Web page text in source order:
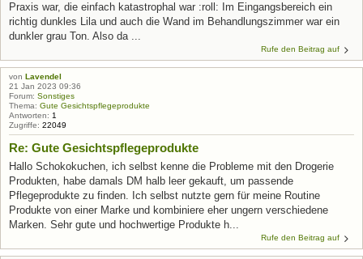
Praxis war, die einfach katastrophal war :roll: Im Eingangsbereich ein
richtig dunkles Lila und auch die Wand im Behandlungszimmer war ein
dunkler grau Ton. Also da ...
Rufe den Beitrag auf
von Lavendel
21 Jan 2023 09:36
Forum: Sonstiges
Thema: Gute Gesichtspflegeprodukte
Antworten: 1
Zugriffe: 22049
Re: Gute Gesichtspflegeprodukte
Hallo Schokokuchen, ich selbst kenne die Probleme mit den Drogerie
Produkten, habe damals DM halb leer gekauft, um passende
Pflegeprodukte zu finden. Ich selbst nutzte gern für meine Routine
Produkte von einer Marke und kombiniere eher ungern verschiedene
Marken. Sehr gute und hochwertige Produkte h...
Rufe den Beitrag auf